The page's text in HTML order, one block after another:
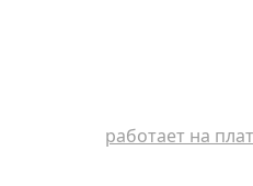
работает на